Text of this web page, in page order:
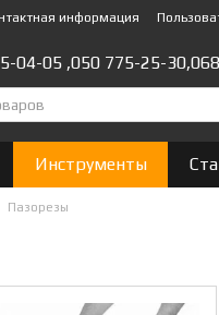
информация
04-05 ,050 775-25-30,
Инструменты
Пазорезы